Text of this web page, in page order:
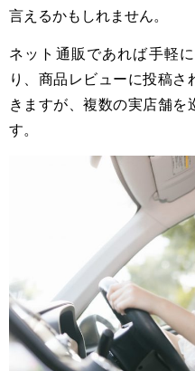
言えるかもしれません。
ネット通販であれば手軽
り、商品レビューに投稿
きますが、複数の実店舗を
す。